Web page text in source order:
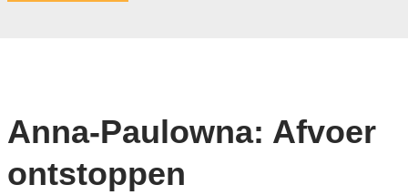
Anna-Paulowna: Afvoer
ontstoppen